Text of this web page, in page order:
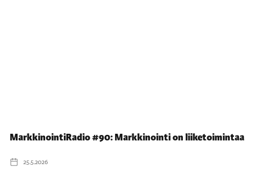
MarkkinointiRadio #90: Markkinointi on liiketoimintaa
25.5.2026